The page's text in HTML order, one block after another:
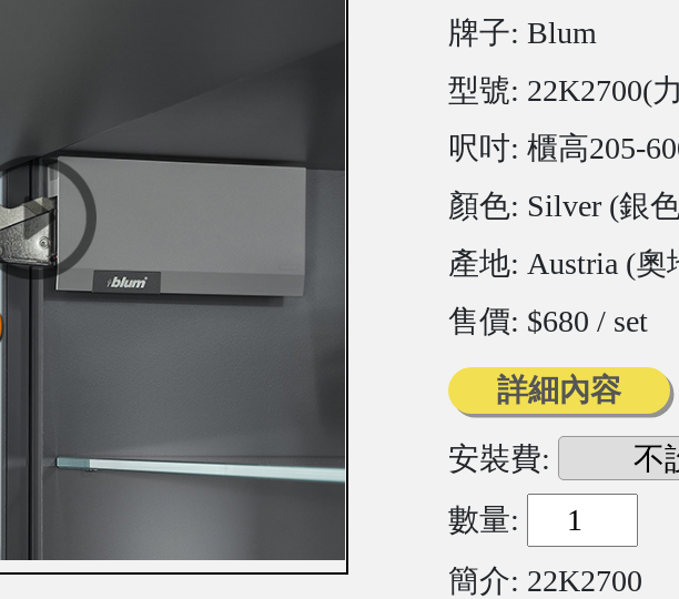
牌子: Blum
型號: 22K2700(
呎吋: 櫃高205-
顏色: Silver (銀
產地: Austria (奧
售價: $680 / set
詳細內容
安裝費:
數量:
簡介: 22K2700